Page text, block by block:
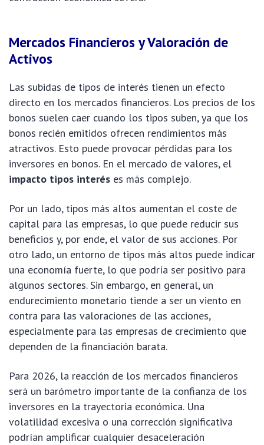
Mercados Financieros y Valoración de
Activos
Las subidas de tipos de interés tienen un efecto
directo en los mercados financieros. Los precios de los
bonos suelen caer cuando los tipos suben, ya que los
bonos recién emitidos ofrecen rendimientos más
atractivos. Esto puede provocar pérdidas para los
inversores en bonos. En el mercado de valores, el
impacto tipos interés es más complejo.
Por un lado, tipos más altos aumentan el coste de
capital para las empresas, lo que puede reducir sus
beneficios y, por ende, el valor de sus acciones. Por
otro lado, un entorno de tipos más altos puede indicar
una economía fuerte, lo que podría ser positivo para
algunos sectores. Sin embargo, en general, un
endurecimiento monetario tiende a ser un viento en
contra para las valoraciones de las acciones,
especialmente para las empresas de crecimiento que
dependen de la financiación barata.
Para 2026, la reacción de los mercados financieros
será un barómetro importante de la confianza de los
inversores en la trayectoria económica. Una
volatilidad excesiva o una corrección significativa
podrían amplificar cualquier desaceleración